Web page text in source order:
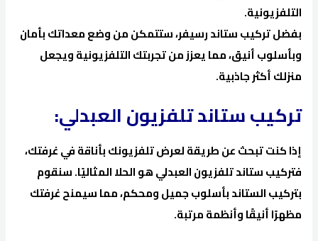
التلفزيونية.
بفضل تركيب ستاند رسيفر، ستتمكن من وضع معداتك بأمان
وبأسلوب أنيق، مما يعزز من تجربتك التلفزيونية ويجعل
منزلك أكثر جاذبية.
تركيب ستاند تلفزيون العبدلي:
إذا كنت تبحث عن طريقة لعرض تلفزيونك بأناقة في غرفتك،
فتركيب ستاند تلفزيون العبدلي هو الحلا المثاليًا. سنقوم
بتركيب الستاند بأسلوب جميل ومحكم، مما سيمنح غرفتك
مظهرًا أنيقًا وأنظمة مرتبة.